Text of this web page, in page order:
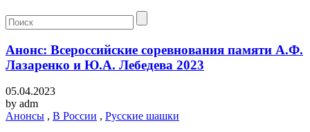
Анонс: Всероссийские соревнования памяти А.Ф.
Лазаренко и Ю.А. Лебедева 2023
05.04.2023
by adm
Анонсы , В России , Русские шашки